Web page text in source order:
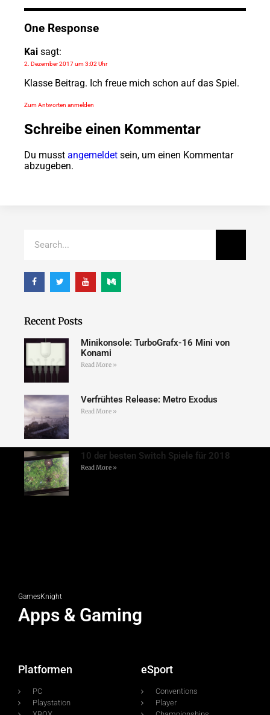
One Response
Kai sagt:
2. Dezember 2017 um 3:02 Uhr
Klasse Beitrag. Ich freue mich schon auf das Spiel.
Zum Antworten anmelden
Schreibe einen Kommentar
Du musst angemeldet sein, um einen Kommentar
abzugeben.
Recent Posts
Minikonsole: TurboGrafx-16 Mini von
Konami
Read More »
Verfrühtes Release: Metro Exodus
Read More »
10 der besten Switch Spiele für 2018
Read More »
GamesKnight
Apps & Gaming
Platformen
PC
Playstation
eSport
Conventions
Player